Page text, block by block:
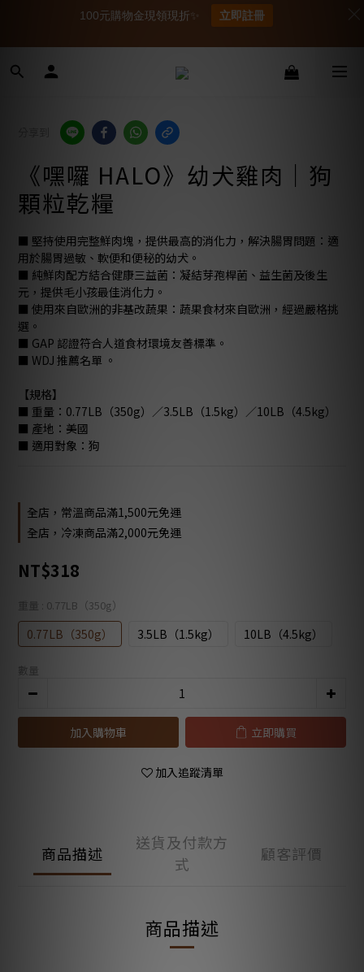
《嘿囉 HALO》幼犬雞肉｜狗
顆粒乾糧
■ 堅持使用完整鮮肉塊，提供最高的消化力，解決腸胃問題：適
用於腸胃過敏、軟便和便秘的幼犬。
■ 純鮮肉配方結合健康三益菌：凝結芽孢桿菌、益生菌及後生
元，提供毛小孩最佳消化力。
■ 使用來自歐洲的非基改蔬果：蔬果食材來自歐洲，經過嚴格挑
選。
■ GAP 認證符合人道食材環境友善標準。
■ WDJ 推薦名單 。
【規格】
■ 重量：0.77LB（350g）／3.5LB（1.5kg）／10LB（4.5kg）
■ 產地：美國
■ 適用對象：狗
全店，常溫商品滿1,500元免運
全店，冷凍商品滿2,000元免運
NT$318
重量 : 0.77LB（350g）
0.77LB（350g） 3.5LB（1.5kg） 10LB（4.5kg）
數量
加入購物車 立即購買
加入追蹤清單
商品描述
送貨及付款方
式
顧客評價
商品描述
100元購物金現領現折✨ 立即註冊